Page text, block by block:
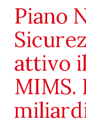
Piano
attivo
MIMS.